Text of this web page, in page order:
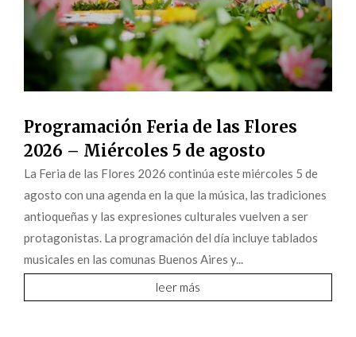
Programación Feria de las Flores
2026 – Miércoles 5 de agosto
La Feria de las Flores 2026 continúa este miércoles 5 de
agosto con una agenda en la que la música, las tradiciones
antioqueñas y las expresiones culturales vuelven a ser
protagonistas. La programación del día incluye tablados
musicales en las comunas Buenos Aires y...
leer más